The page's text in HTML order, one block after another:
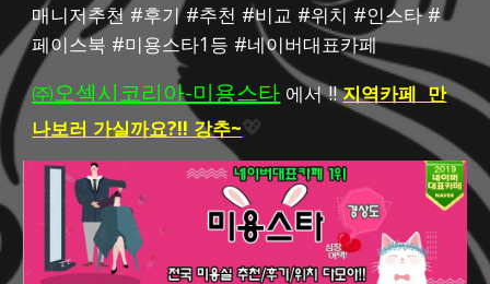
매니저추천 #후기 #추천 #비교 #위치 #인스타 #
페이스북 #미용스타1등 #네이버대표카페
㈜오섹시코리아-미용스타 에서 !! 지역카페  만
나보러 가실까요?!! 강추~💖